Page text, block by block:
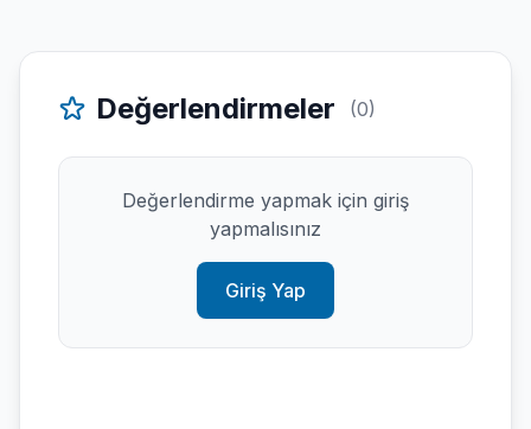
Değerlendirmeler (0)
Değerlendirme yapmak için giriş
yapmalısınız
Giriş Yap